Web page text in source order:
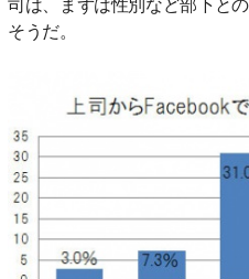
そうだ。